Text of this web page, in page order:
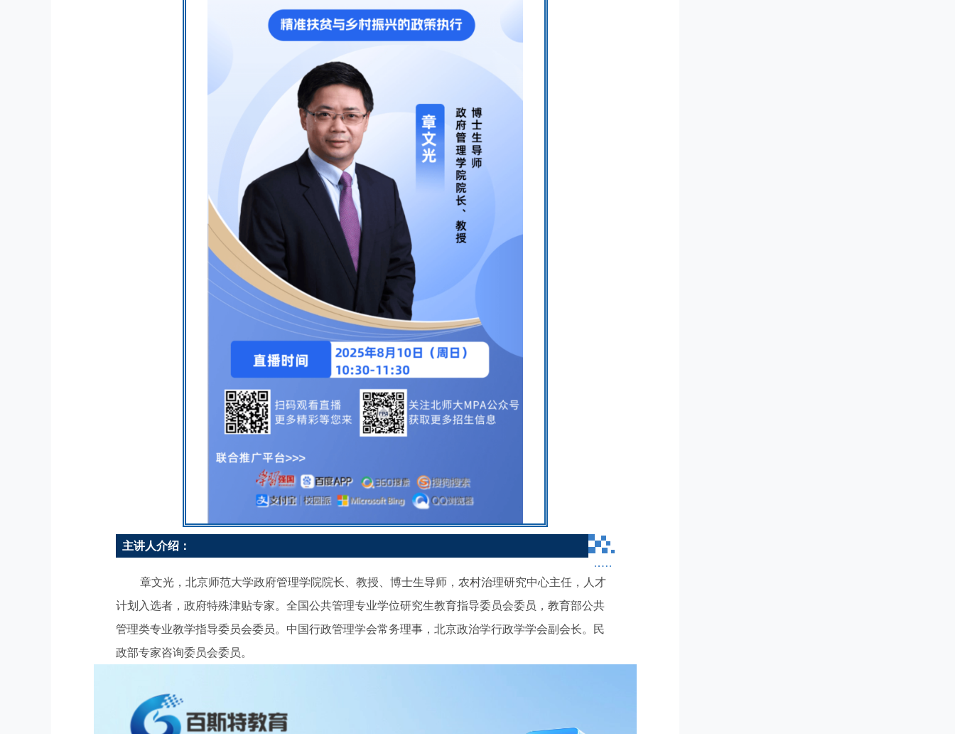
主讲人介绍：
章文光，北京师范大学政府管理学院院长、教授、博士生导师，农村治理研究中心主任，人才
计划入选者，政府特殊津贴专家。全国公共管理专业学位研究生教育指导委员会委员，教育部公共
管理类专业教学指导委员会委员。中国行政管理学会常务理事，北京政治学行政学学会副会长。民
政部专家咨询委员会委员。